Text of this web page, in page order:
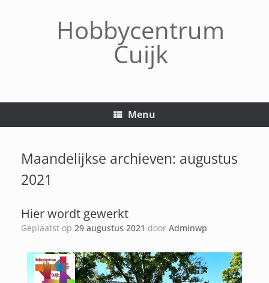
Hobbycentrum
Cuijk
Menu
Maandelijkse archieven: augustus
2021
Hier wordt gewerkt
Geplaatst op 29 augustus 2021 door Adminwp